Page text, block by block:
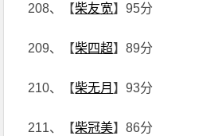
208、【柴友宽】95分
209、【柴四超】89分
210、【柴无月 】93分
211、【柴冠美】86分